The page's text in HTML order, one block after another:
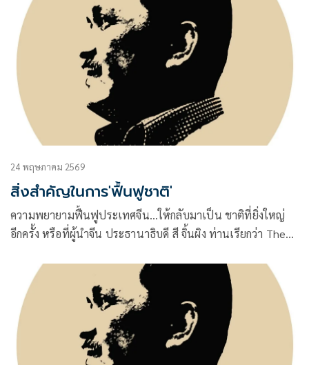
24 พฤษภาคม 2569
สิ่งสำคัญในการ'ฟื้นฟูชาติ'
ความพยายามฟื้นฟูประเทศจีน…ให้กลับมาเป็น ชาติที่ยิ่งใหญ่
อีกครั้ง หรือที่ผู้นำจีน ประธานาธิบดี สี จิ้นผิง ท่านเรียกว่า The